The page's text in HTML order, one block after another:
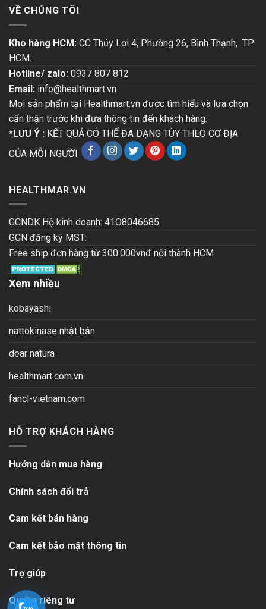
VỀ CHÚNG TÔI
Kho hàng HCM: CC Thủy Lợi 4, Phường 26, Bình Thạnh, TP
HCM.
Hotline/ zalo: 0937 807 812
Email: info@healthmart.vn
Mọi sản phẩm tại Healthmart.vn được tìm hiểu và lựa chọn
cẩn thận trước khi đưa thông tin đến khách hàng.
*LƯU Ý : KẾT QUẢ CÓ THỂ ĐA DẠNG TÙY THEO CƠ ĐỊA
CỦA MỖI NGƯỜI
HEALTHMAR.VN
GCNDK Hộ kinh doanh: 41O8046685
GCN đăng ký MST:
Free ship đơn hàng từ 300.000vnđ nội thành HCM
Xem nhiều
kobayashi
nattokinase nhật bản
dear natura
healthmart.com.vn
fancl-vietnam.com
HỖ TRỢ KHÁCH HÀNG
Hướng dẫn mua hàng
Chính sách đổi trả
Cam kết bán hàng
Cam kết bảo mật thông tin
Trợ giúp
Quyền riêng tư